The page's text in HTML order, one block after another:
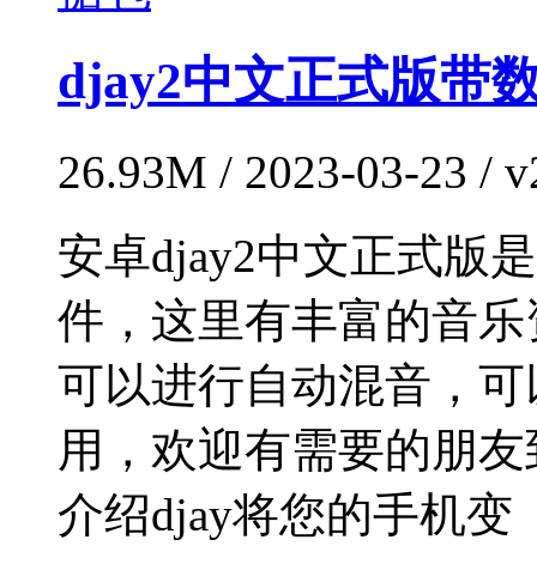
djay2中文正式版带
26.93M / 2023-03-23 /
安卓djay2中文正式版
件，这里有丰富的音
可以进行自动混音，
用，欢迎有需要的朋
介绍djay将您的手机变